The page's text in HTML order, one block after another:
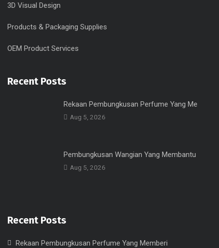
3D Visual Design
Products & Packaging Supplies
OEM Product Services
Recent Posts
Rekaan Pembungkusan Perfume Yang Me
Aug 5, 2026
Pembungkusan Wangian Yang Membantu
Aug 5, 2026
Recent Posts
Rekaan Pembungkusan Perfume Yang Memberi